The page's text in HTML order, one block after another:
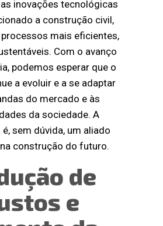
inovações tecnológicas
a construção civil,
mais eficientes,
Com o avanço
podemos esperar que o
a evoluir e a se adaptar
do mercado e às
da sociedade. A
sem dúvida, um aliado
construção do futuro.
de
e